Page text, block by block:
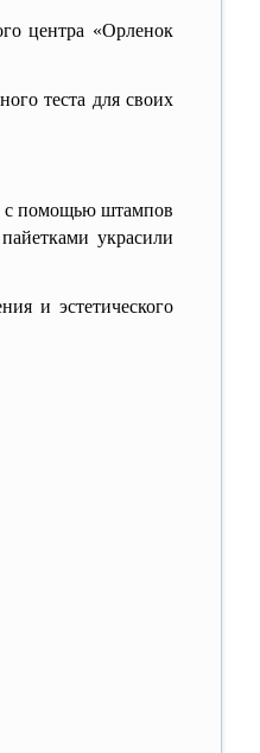
центра «Орленок
теста для своих
с помощью штампов
украсили
и эстетического